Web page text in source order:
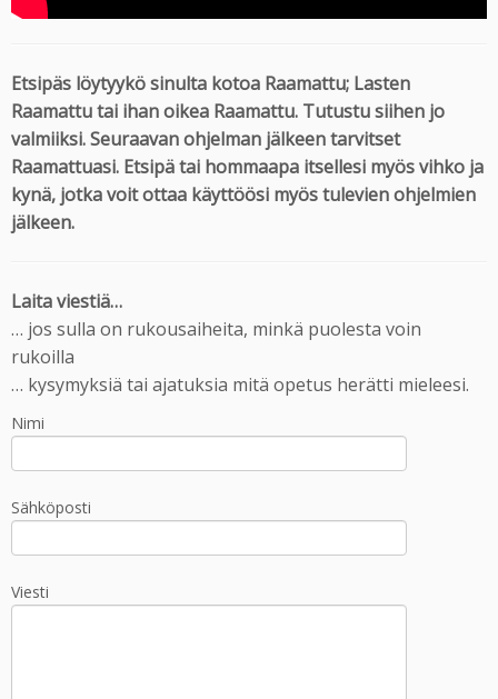
Etsipäs löytyykö sinulta kotoa Raamattu; Lasten
Raamattu tai ihan oikea Raamattu. Tutustu siihen jo
valmiiksi. Seuraavan ohjelman jälkeen tarvitset
Raamattuasi. Etsipä tai hommaapa itsellesi myös vihko ja
kynä, jotka voit ottaa käyttöösi myös tulevien ohjelmien
jälkeen.
Laita viestiä…
… jos sulla on rukousaiheita, minkä puolesta voin
rukoilla
… kysymyksiä tai ajatuksia mitä opetus herätti mieleesi.
Nimi
Sähköposti
Viesti